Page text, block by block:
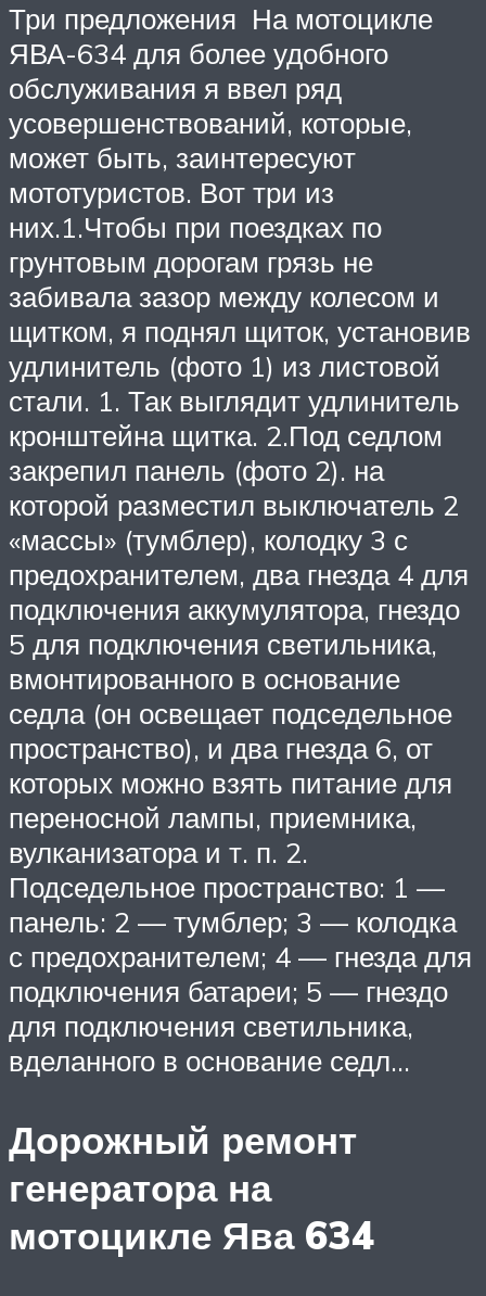
Три предложения На мотоцикле
ЯВА-634 для более удобного
обслуживания я ввел ряд
усовершенствований, которые,
может быть, заинтересуют
мототуристов. Вот три из
них.1.Чтобы при поездках по
грунтовым дорогам грязь не
забивала зазор между колесом и
щитком, я поднял щиток, установив
удлинитель (фото 1) из листовой
стали. 1. Так выглядит удлинитель
кронштейна щитка. 2.Под седлом
закрепил панель (фото 2). на
которой разместил выключатель 2
«массы» (тумблер), колодку 3 с
предохранителем, два гнезда 4 для
подключения аккумулятора, гнездо
5 для подключения светильника,
вмонтированного в основание
седла (он освещает подседельное
пространство), и два гнезда 6, от
которых можно взять питание для
переносной лампы, приемника,
вулканизатора и т. п. 2.
Подседельное пространство: 1 —
панель: 2 — тумблер; 3 — колодка
с предохранителем; 4 — гнезда для
подключения батареи; 5 — гнездо
для подключения светильника,
вделанного в основание седл…
Дорожный ремонт
генератора на
мотоцикле Ява 634